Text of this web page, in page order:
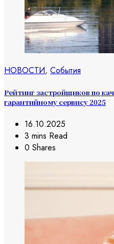
НОВОСТИ, События
Рейтинг застройщиков по
гарантийному сервису 2025
16.10.2025
3 mins Read
0 Shares